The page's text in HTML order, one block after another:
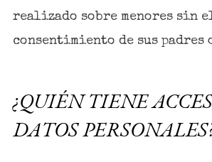
realizado sobre menores sin
consentimiento de sus padres
¿QUIÉN TIENE
DATOS